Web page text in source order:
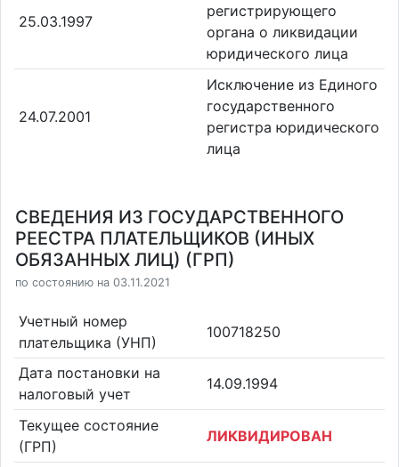
25.03.1997
регистрирующего
органа о ликвидации
юридического лица
24.07.2001
Исключение из Единого
государственного
регистра юридического
лица
СВЕДЕНИЯ ИЗ ГОСУДАРСТВЕННОГО
РЕЕСТРА ПЛАТЕЛЬЩИКОВ (ИНЫХ
ОБЯЗАННЫХ ЛИЦ) (ГРП)
по состоянию на 03.11.2021
Учетный номер
плательщика (УНП)
100718250
Дата постановки на
налоговый учет
14.09.1994
Текущее состояние
(ГРП)
ЛИКВИДИРОВАН